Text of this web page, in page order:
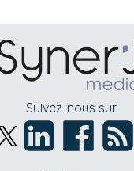
Suivez-nous sur